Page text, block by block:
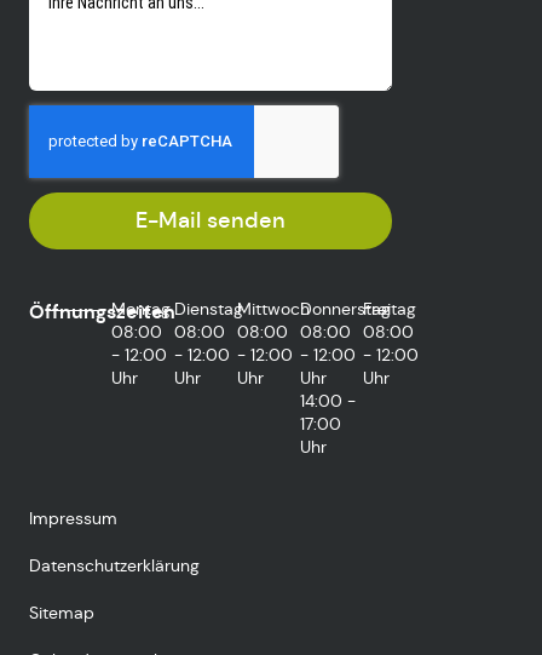
E-Mail senden
Öffnungszeiten
Montag
08:00
- 12:00
Uhr
Dienstag
08:00
- 12:00
Uhr
Mittwoch
08:00
- 12:00
Uhr
Donnerstag
08:00
- 12:00
Uhr
14:00 -
17:00
Uhr
Freitag
08:00
- 12:00
Uhr
Impressum
Datenschutzerklärung
Sitemap